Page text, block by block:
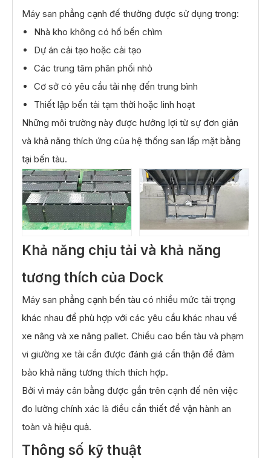
Máy san phẳng cạnh đế thường được sử dụng trong:
Nhà kho không có hố bến chìm
Dự án cải tạo hoặc cải tạo
Các trung tâm phân phối nhỏ
Cơ sở có yêu cầu tải nhẹ đến trung bình
Thiết lập bến tải tạm thời hoặc linh hoạt
Những môi trường này được hưởng lợi từ sự đơn giản
và khả năng thích ứng của hệ thống san lấp mặt bằng
tại bến tàu.
Khả năng chịu tải và khả năng
tương thích của Dock
Máy san phẳng cạnh bến tàu có nhiều mức tải trọng
khác nhau để phù hợp với các yêu cầu khác nhau về
xe nâng và xe nâng pallet. Chiều cao bến tàu và phạm
vi giường xe tải cần được đánh giá cẩn thận để đảm
bảo khả năng tương thích thích hợp.
Bởi vì máy cân bằng được gắn trên cạnh đế nên việc
đo lường chính xác là điều cần thiết để vận hành an
toàn và hiệu quả.
Thông số kỹ thuật